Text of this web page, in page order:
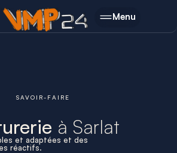
Menu
SAVOIR-FAIRE
à Sarlat
et adaptées et des
réactifs.